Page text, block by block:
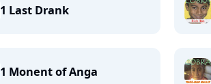
1 Last Drank
1 Monent of Anga